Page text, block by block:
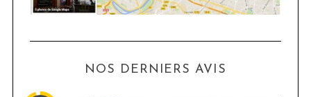
NOS DERNIERS AVIS